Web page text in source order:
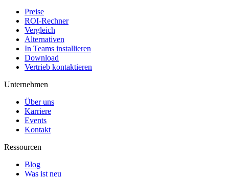
Preise
ROI-Rechner
Vergleich
Alternativen
In Teams installieren
Download
Vertrieb kontaktieren
Unternehmen
Über uns
Karriere
Events
Kontakt
Ressourcen
Blog
Was ist neu